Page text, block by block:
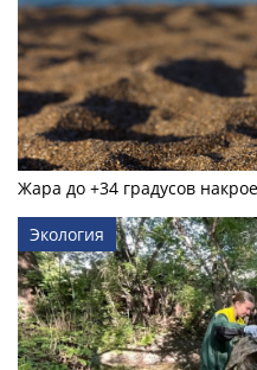
Жара до +34 градусов
Экология